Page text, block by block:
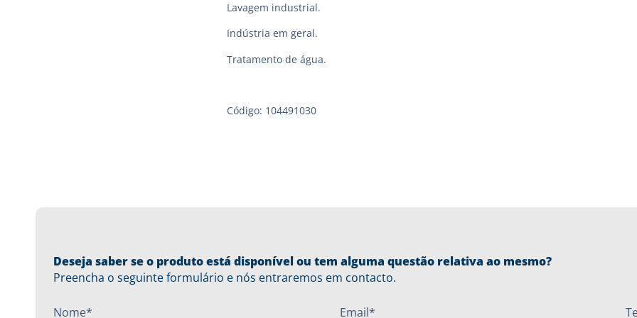
Lavagem industrial.
Indústria em geral.
Tratamento de água.
Código: 104491030
Deseja saber se o produto está disponível ou tem alguma questão relativa ao mesmo?
Preencha o seguinte formulário e nós entraremos em contacto.
Nome* Email*